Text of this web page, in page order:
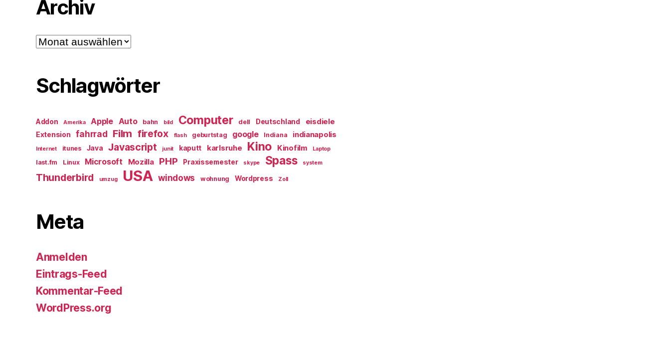
Archiv
Archiv
Schlagwörter
Addon Amerika Apple Auto bahn bild Computer dell Deutschland eisdiele
Extension fahrrad Film firefox flash geburtstag google Indiana indianapolis
Internet itunes Java Javascript junit kaputt karlsruhe Kino Kinofilm Laptop
last.fm Linux Microsoft Mozilla PHP Praxissemester skype Spass system
Thunderbird umzug USA windows wohnung Wordpress Zoll
Meta
Anmelden
Eintrags-Feed
Kommentar-Feed
WordPress.org